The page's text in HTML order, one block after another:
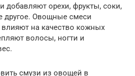
добавляют орехи, фрукты, соки,
другое. Овощные смеси
на качество кожных
волосы, ногти и
смузи из овощей в